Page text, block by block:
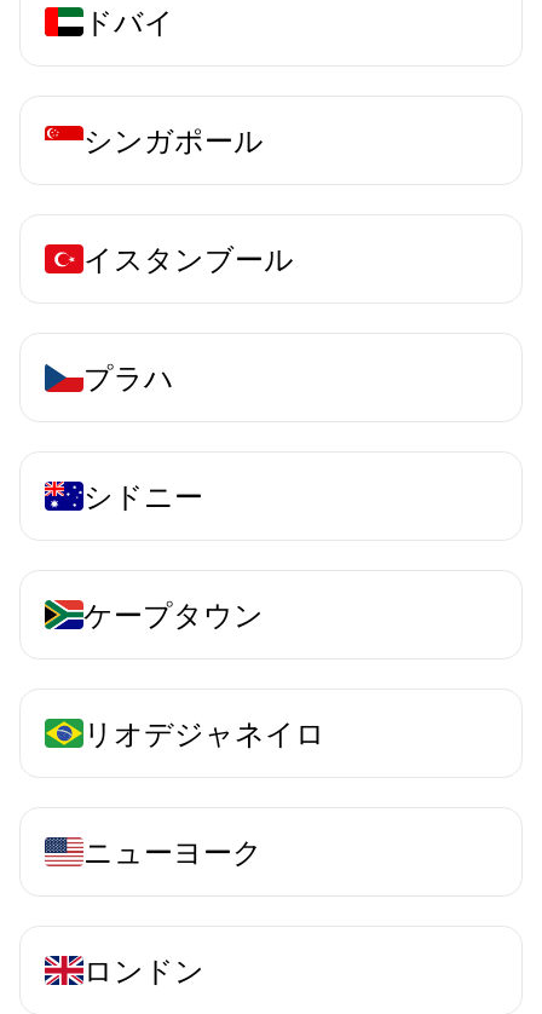
ドバイ
シンガポール
イスタンブール
プラハ
シドニー
ケープタウン
リオデジャネイロ
ニューヨーク
ロンドン